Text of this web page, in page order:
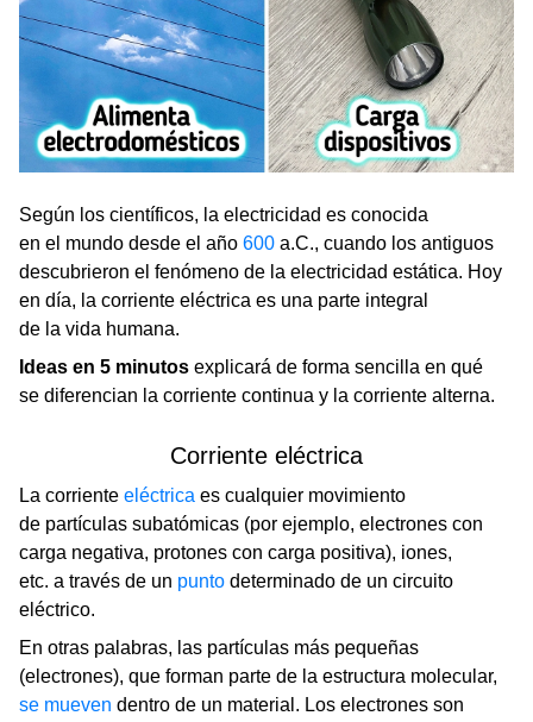
Según los científicos, la electricidad es conocida
en el mundo desde el año 600 a.C., cuando los antiguos
descubrieron el fenómeno de la electricidad estática. Hoy
en día, la corriente eléctrica es una parte integral
de la vida humana.
Ideas en 5 minutos explicará de forma sencilla en qué
se diferencian la corriente continua y la corriente alterna.
Corriente eléctrica
La corriente eléctrica es cualquier movimiento
de partículas subatómicas (por ejemplo, electrones con
carga negativa, protones con carga positiva), iones,
etc. a través de un punto determinado de un circuito
eléctrico.
En otras palabras, las partículas más pequeñas
(electrones), que forman parte de la estructura molecular,
se mueven dentro de un material. Los electrones son